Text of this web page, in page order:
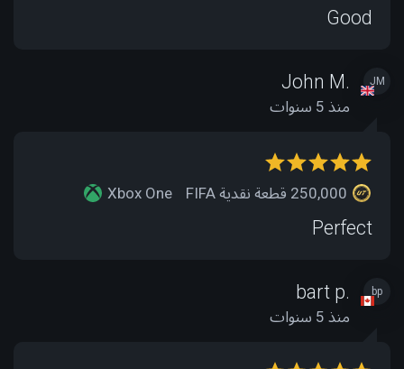
Good
JM
John M.
منذ 5 سنوات
Xbox One
Perfect
bp
bart p.
منذ 5 سنوات